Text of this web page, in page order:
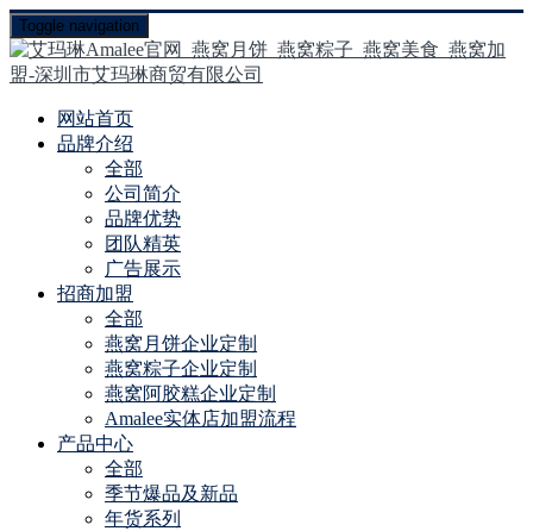
Toggle navigation
网站首页
品牌介绍
全部
公司简介
品牌优势
团队精英
广告展示
招商加盟
全部
燕窝月饼企业定制
燕窝粽子企业定制
燕窝阿胶糕企业定制
Amalee实体店加盟流程
产品中心
全部
季节爆品及新品
年货系列